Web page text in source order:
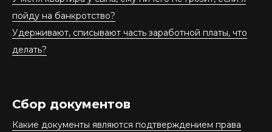
пойду на банкротство?
Удерживают, списывают часть заработной платы, что
делать?
Сбор документов
Какие документы являются подтверждением права